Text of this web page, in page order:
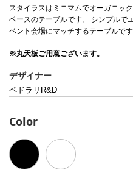
スタイラスはミニマムでオーガニッ
ベースのテーブルです。 シンプルで
ベント会場にマッチするテーブルです
※丸天板ご用意ございます。
デザイナー
ペドラリR&D
Color